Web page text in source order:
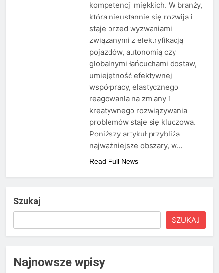
kompetencji miękkich. W branży,
która nieustannie się rozwija i
staje przed wyzwaniami
związanymi z elektryfikacją
pojazdów, autonomią czy
globalnymi łańcuchami dostaw,
umiejętność efektywnej
współpracy, elastycznego
reagowania na zmiany i
kreatywnego rozwiązywania
problemów staje się kluczowa.
Poniższy artykuł przybliża
najważniejsze obszary, w…
Read Full News
Szukaj
SZUKAJ
Najnowsze wpisy